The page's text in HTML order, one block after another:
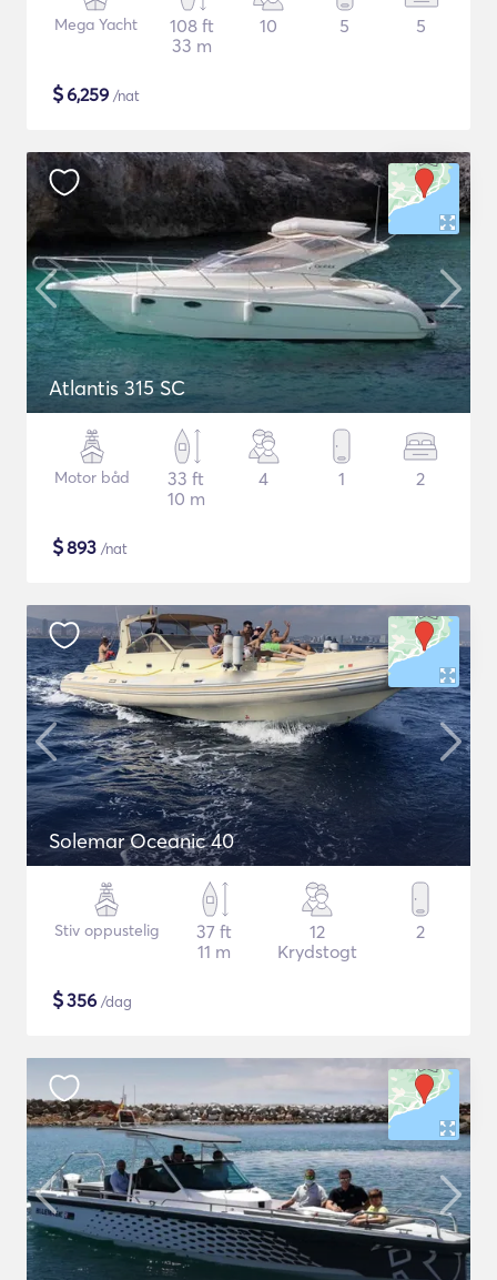
Mega Yacht
108 ft
33 m
10 5 5
$6,259 /nat
Atlantis 315 SC
Motor båd
33 ft
10 m
4 1 2
$893 /nat
Solemar Oceanic 40
Stiv oppustelig
37 ft
11 m
12
Krydstogt
2
$356 /dag